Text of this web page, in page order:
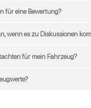
für eine Bewertung?
wenn es zu Diskussionen
für mein Fahrzeug?